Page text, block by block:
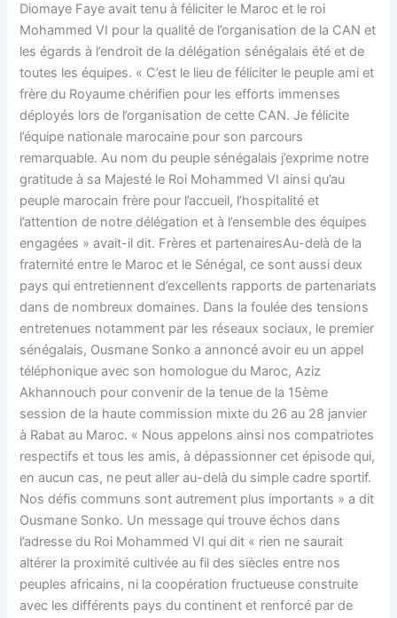
Diomaye Faye avait tenu à féliciter le Maroc et le roi
Mohammed VI pour la qualité de l’organisation de la CAN et
les égards à l’endroit de la délégation sénégalais été et de
toutes les équipes. « C’est le lieu de féliciter le peuple ami et
frère du Royaume chérifien pour les efforts immenses
déployés lors de l’organisation de cette CAN. Je félicite
l’équipe nationale marocaine pour son parcours
remarquable. Au nom du peuple sénégalais j’exprime notre
gratitude à sa Majesté le Roi Mohammed VI ainsi qu’au
peuple marocain frère pour l’accueil, l’hospitalité et
l’attention de notre délégation et à l’ensemble des équipes
engagées » avait-il dit. Frères et partenairesAu-delà de la
fraternité entre le Maroc et le Sénégal, ce sont aussi deux
pays qui entretiennent d’excellents rapports de partenariats
dans de nombreux domaines. Dans la foulée des tensions
entretenues notamment par les réseaux sociaux, le premier
sénégalais, Ousmane Sonko a annoncé avoir eu un appel
téléphonique avec son homologue du Maroc, Aziz
Akhannouch pour convenir de la tenue de la 15ème
session de la haute commission mixte du 26 au 28 janvier
à Rabat au Maroc. « Nous appelons ainsi nos compatriotes
respectifs et tous les amis, à dépassionner cet épisode qui,
en aucun cas, ne peut aller au-delà du simple cadre sportif.
Nos défis communs sont autrement plus importants » a dit
Ousmane Sonko. Un message qui trouve échos dans
l’adresse du Roi Mohammed VI qui dit « rien ne saurait
altérer la proximité cultivée au fil des siècles entre nos
peuples africains, ni la coopération fructueuse construite
avec les différents pays du continent et renforcé par de